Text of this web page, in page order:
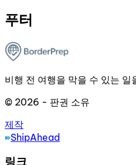
푸터
비행 전 여행을 막을 수 있는 일
© 2026 - 판권 소유
제작
ShipAhead
링크